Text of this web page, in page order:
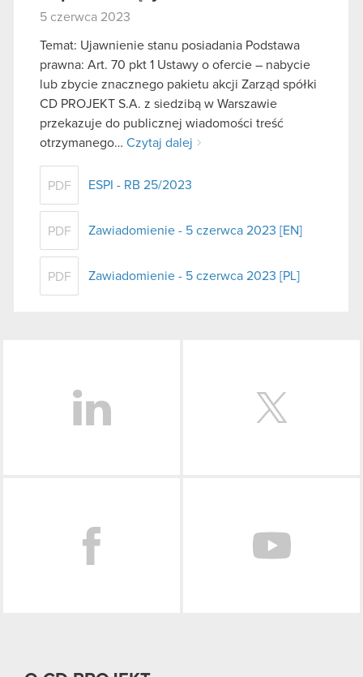
5 czerwca 2023
Temat: Ujawnienie stanu posiadania Podstawa
prawna: Art. 70 pkt 1 Ustawy o ofercie – nabycie
lub zbycie znacznego pakietu akcji Zarząd spółki
CD PROJEKT S.A. z siedzibą w Warszawie
przekazuje do publicznej wiadomości treść
otrzymanego… Czytaj dalej
PDF ESPI - RB 25/2023
PDF Zawiadomienie - 5 czerwca 2023 [EN]
PDF Zawiadomienie - 5 czerwca 2023 [PL]